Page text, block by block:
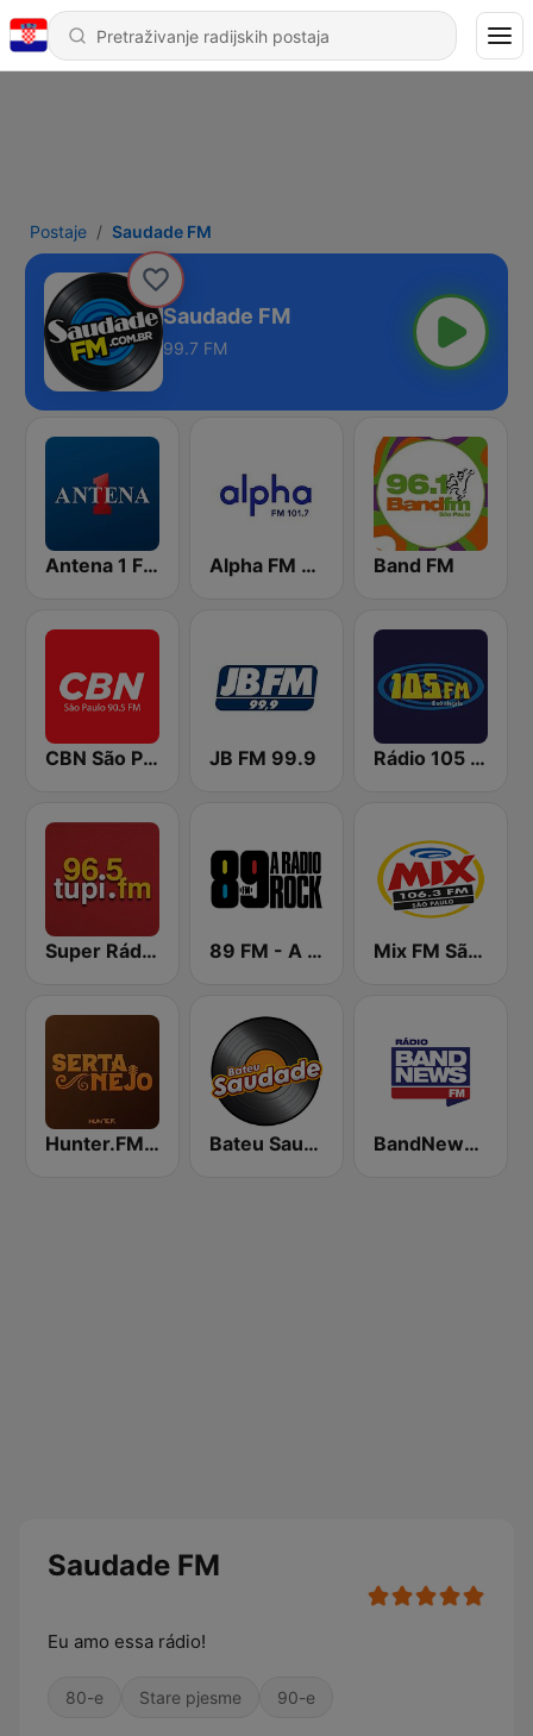
Postaje Saudade FM
Saudade FM
99.7 FM
Antena 1 FM Alpha FM 101.7 Band FM
CBN São Paulo JB FM 99.9 Rádio 105 FM
Super Rádio Tupi 89 FM - A Rádio Rock Mix FM São Paulo
Hunter.FM - Sertanejo Bateu Saudade FM Rádio Flashback BandNews FM - 96.9 SP
Saudade FM
Eu amo essa rádio!
80-e Stare pjesme 90-e